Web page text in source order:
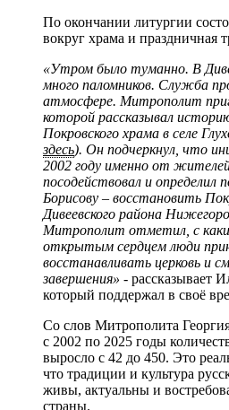
По окончании литургии
вокруг храма и праздничная
«Утром было туманно. В
много паломников. Служба
атмосфере. Митрополит
которой рассказывал
Покровского храма в селе
здесь). Он подчеркнул, что
2002 году именно от
посодействовал и определил
Борисову – восстановить
Дивеевского района
Митрополит отметил, с
открытым сердцем люди
восстанавливать церковь и
завершения» - рассказывает
который поддержал в своё
Со слов Митрополита
с 2002 по 2025 годы
выросло с 42 до 450. Это
что традиции и культура
живы, актуальны и
страны.